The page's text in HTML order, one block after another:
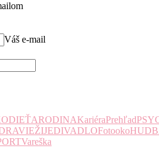
Váš e-mail
DIEŤARODINAKariéraPrehľad
ŽIJEDIVADLOFotooko
Vareška